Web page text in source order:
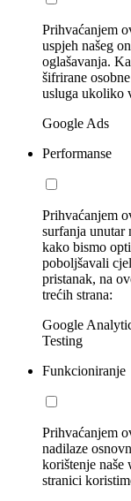
Prihvaćanjem
uspjeh našeg
oglašavanja.
šifrirane
usluga ukoliko
Google Ads
Performanse
Prihvaćanjem
surfanja unutar
kako bismo
poboljšavali
pristanak, na
trećih strana:
Google
Testing
Funkcioniranje
Prihvaćanjem
nadilaze
korištenje naše
stranici